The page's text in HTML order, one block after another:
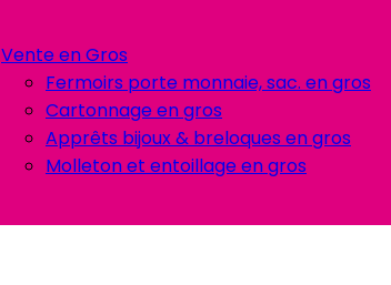
Vente en Gros
Fermoirs porte monnaie, sac. en gros
Cartonnage en gros
Apprêts bijoux & breloques en gros
Molleton et entoillage en gros